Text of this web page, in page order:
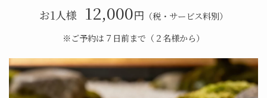
お1人様 12,000円 （税・サービス料別）
※ご予約は７⽇前まで（２名様から）